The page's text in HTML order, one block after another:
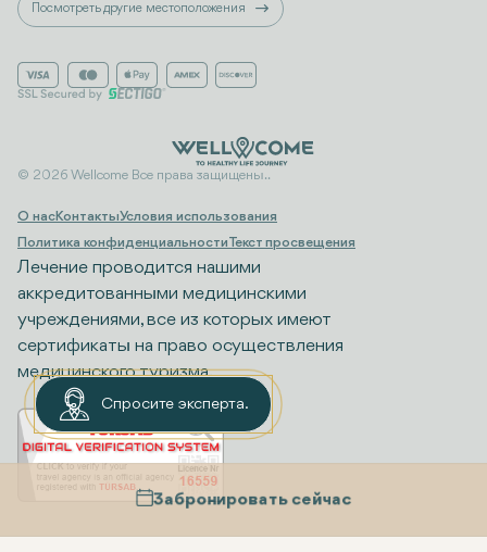
Забронировать сейчас
Посмотреть другие местоположения
© 2026 Wellcome Все права защищены..
О насКонтактыУсловия использования
Политика конфиденциальностиТекст просвещения
Лечение проводится нашими
аккредитованными медицинскими
учреждениями, все из которых имеют
сертификаты на право осуществления
медицинского туризма.
Спросите эксперта.